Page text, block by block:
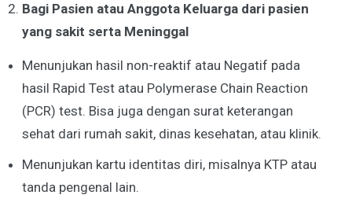
Bagi Pasien atau Anggota Keluarga dari pasien
yang sakit serta Meninggal
Menunjukan hasil non-reaktif atau Negatif pada
hasil Rapid Test atau Polymerase Chain Reaction
(PCR) test. Bisa juga dengan surat keterangan
sehat dari rumah sakit, dinas kesehatan, atau klinik.
Menunjukan kartu identitas diri, misalnya KTP atau
tanda pengenal lain.